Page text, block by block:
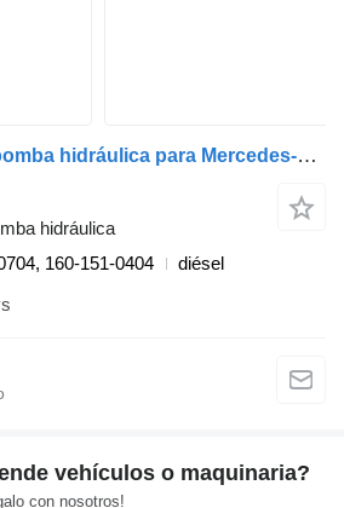
814 mil DANFOSS bomba hidráulica para Mercedes-Benz LK/LN2 camión
hidráulica
160-151-0404
diésel
vehículos o maquinaria?
con nosotros!